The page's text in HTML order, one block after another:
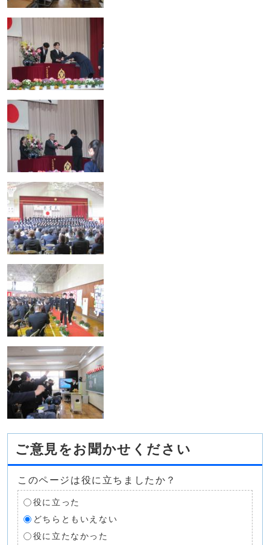
ご意見をお聞かせください
このページは役に立ちましたか？
役に立った
どちらともいえない
役に立たなかった